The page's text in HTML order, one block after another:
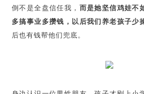
倒不是全盘信任我， 而是她坚信鸡娃不
多搞事业多攒钱，以后我们养老孩子少
后也有钱帮他们兜底。